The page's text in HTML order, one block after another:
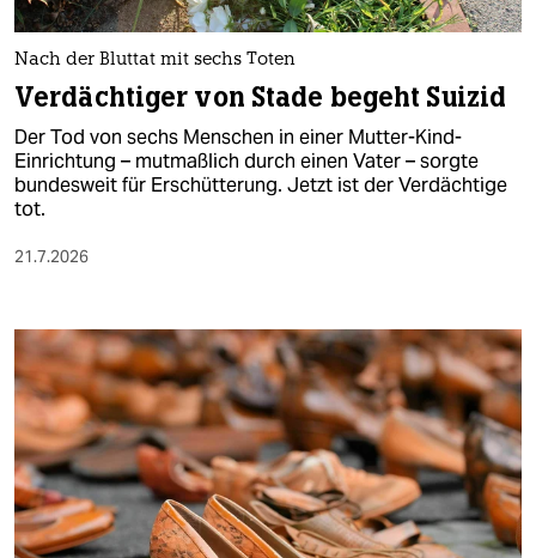
wahrheit
verlag
verlag
veranstaltungen
shop
fragen & hilfe
abo
genossenschaft
epaper login
Nach der Bluttat mit sechs Toten
Verdächtiger von Stade begeht Suizid
Der Tod von sechs Menschen in einer Mutter-Kind-
Einrichtung – mutmaßlich durch einen Vater – sorgte
bundesweit für Erschütterung. Jetzt ist der Verdächtige
tot.
21.7.2026